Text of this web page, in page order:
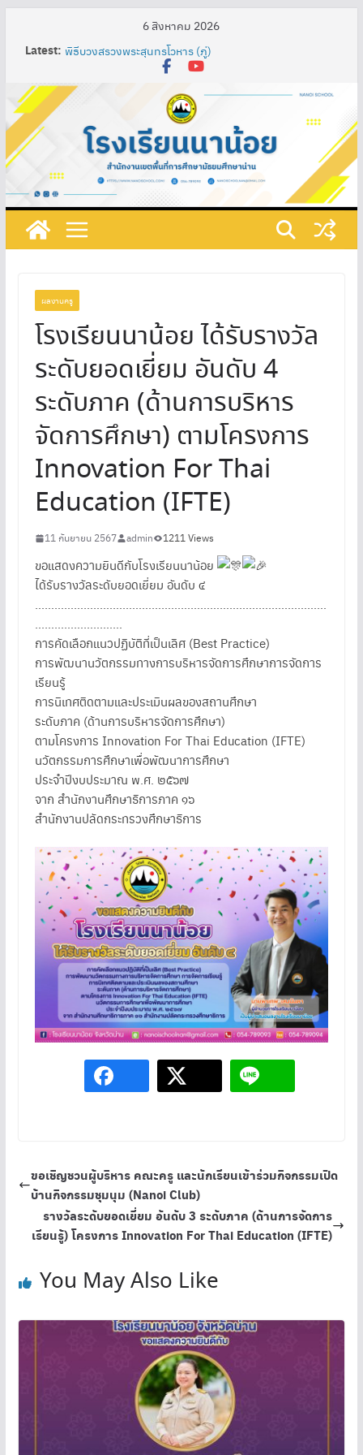
6 สิงหาคม 2026
Latest: พิธีบวงสรวงพระสุนทรโวหาร (ภู่)
Nan Impression Art Lab” ห้องเรียนศิลป์สร้างสรรค์ : น่าน
ในมุมมองอิมเพรสชั่นนิสต์ ผ่านกระบวนการจัดการเรียนรู้
เทคนิค SAND Model เพื่อพัฒนาความรู้ความเข้าใจในศิลปะ
ท้องถิ่น ผสมผสานกับศิลปะสากลของนักเรียนชั้น
มัธยมศึกษาปีที่ 3
การพัฒนาสื่อการเรียนรู้ปฏิสัมพันธ์ เรื่อง วงจรไฟฟ้าอย่าง
ง่าย โดยใช้โปรแกรม ClassPoint ร่วมกับห้องเรียนออนไลน์
และชุดอุปกรณ์ต่อวงจรไฟฟ้า รายวิชาการออกแบบและ
เทคโนโลยี ชั้นมัธยมศึกษาปีที่ 1 โรงเรียนนาน้อย
กิจกรรมวันภาษาไทยแห่งชาติและสัปดาห์ห้องสมุด ประจำปี
การศึกษา ๒๕๖๘
ที่ 219/2568 เรื่อง แต่งตั้งคณะกรรมการดําเนินงานเตรียม
Assessment Online : ITA Online) ประจําปีงบประมาณ
พ.ศ. 2568
ผลงานครู
โรงเรียนนาน้อย ได้รับรางวัล
ระดับยอดเยี่ยม อันดับ 4
ระดับภาค (ด้านการบริหาร
จัดการศึกษา) ตามโครงการ
Innovation For Thai
Education (IFTE)
11 กันยายน 2567 admin 1211 Views
ขอแสดงความยินดีกับโรงเรียนนาน้อย
ได้รับรางวัลระดับยอดเยี่ยม อันดับ ๔
การคัดเลือกแนวปฏิบัติที่เป็นเลิศ (Best Practice)
การพัฒนานวัตกรรมทางการบริหารจัดการศึกษาการจัดการ
เรียนรู้
การนิเทศติดตามและประเมินผลของสถานศึกษา
ระดับภาค (ด้านการบริหารจัดการศึกษา)
ตามโครงการ Innovation For Thai Education (IFTE)
นวัตกรรมการศึกษาเพื่อพัฒนาการศึกษา
ประจำปีงบประมาณ พ.ศ. ๒๕๖๗
จาก สำนักงานศึกษาธิการภาค ๑๖
สำนักงานปลัดกระทรวงศึกษาธิการ
ขอเชิญชวนผู้บริหาร คณะครู และนักเรียนเข้าร่วมกิจกรรมเปิด
บ้านกิจกรรมชุมนุม (Nanoi Club)
รางวัลระดับยอดเยี่ยม อันดับ 3 ระดับภาค (ด้านการจัดการ
เรียนรู้) โครงการ Innovation For Thai Education (IFTE)
You May Also Like